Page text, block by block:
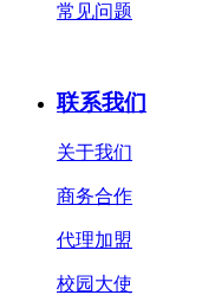
常见问题
联系我们
关于我们
商务合作
代理加盟
校园大使